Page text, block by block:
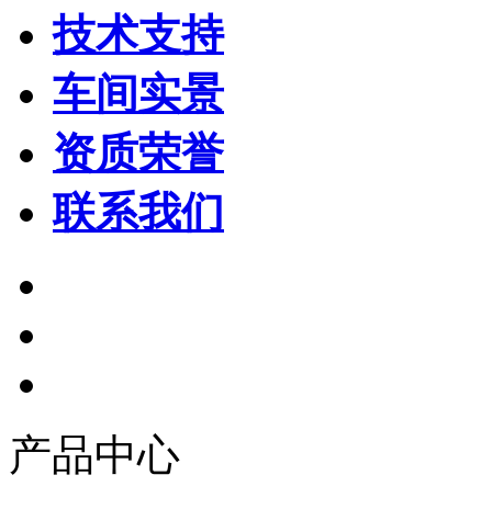
技术支持
车间实景
资质荣誉
联系我们
产品中心